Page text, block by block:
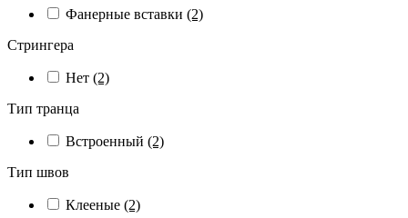
Фанерные вставки (2)
Стрингера
Нет (2)
Тип транца
Встроенный (2)
Тип швов
Клееные (2)